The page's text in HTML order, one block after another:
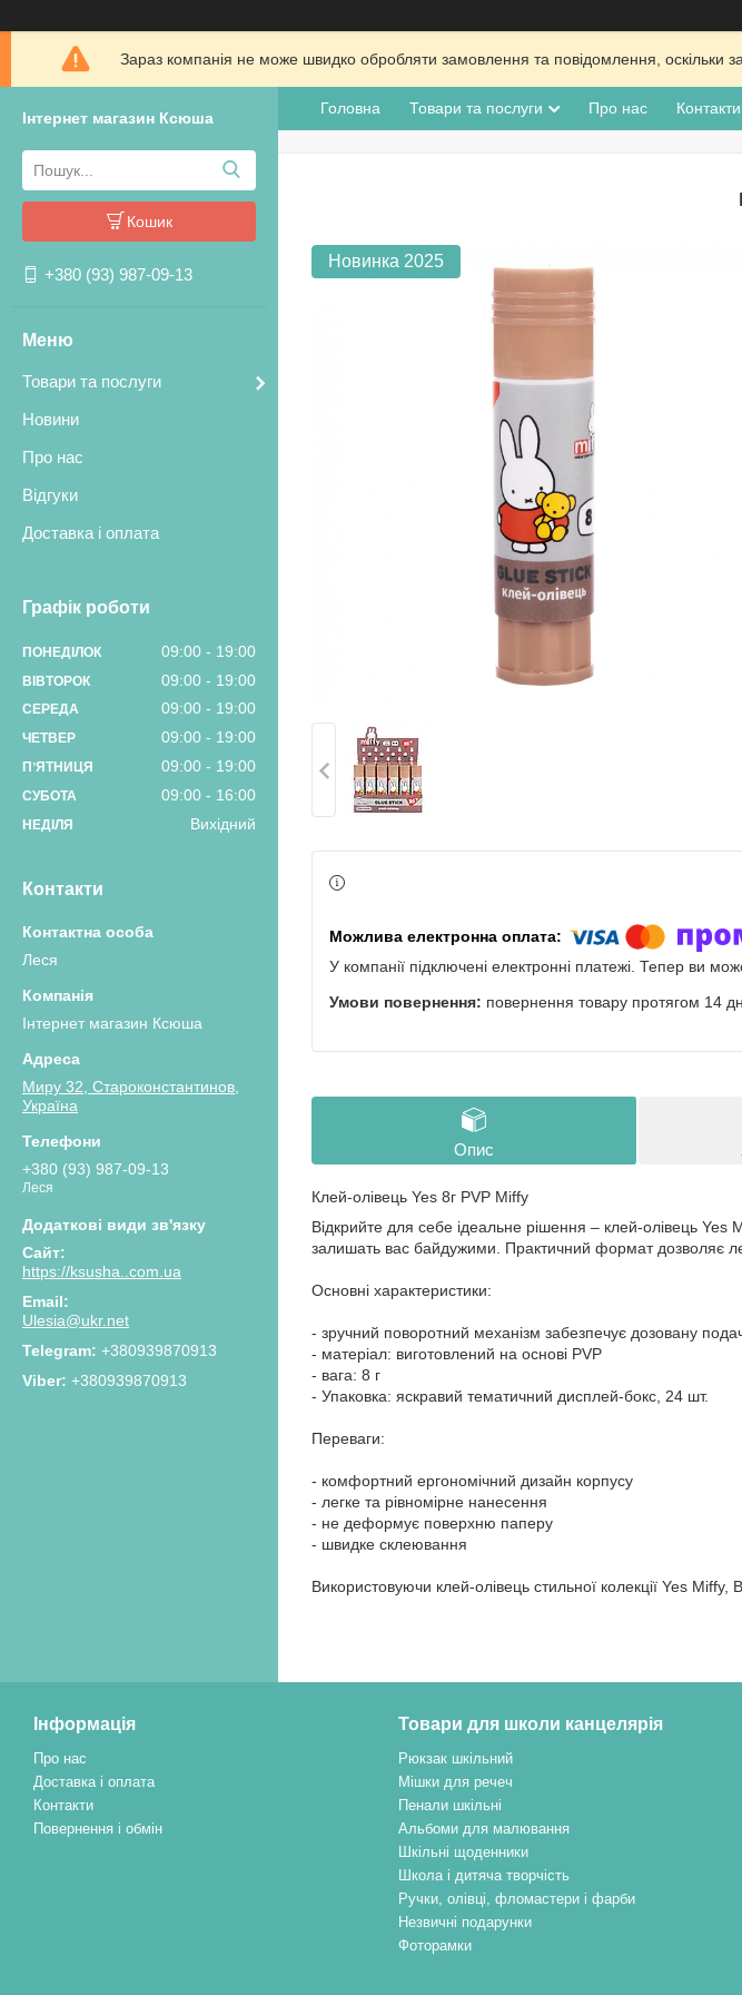
Зараз компанія не може швидко обробляти замовлення та повідомлення, оскільки
Інтернет магазин Ксюша
Кошик
+380 (93) 987-09-13
Товари та послуги
Новини
Про нас
Відгуки
Доставка і оплата
Графік роботи
ПОНЕДІЛОК 09:00 19:00
ВІВТОРОК 09:00 19:00
СЕРЕДА 09:00 19:00
ЧЕТВЕР 09:00 19:00
ПʼЯТНИЦЯ 09:00 19:00
СУБОТА 09:00 16:00
НЕДІЛЯ Вихідний
Контакти
Леся
Інтернет магазин Ксюша
Миру 32, Староконстантинов,
Україна
+380 (93) 987-09-13
Леся
https://ksusha..com.ua
Ulesia@ukr.net
+380939870913
+380939870913
Головна Товари та послуги Про нас Контакти
Новинка 2025
У компанії підключені електронні платежі. Тепер ви
повернення товару протягом 14
Опис
Клей-олівець Yes 8г PVP Miffy
Відкрийте для себе ідеальне рішення – клей-олівець
залишать вас байдужими. Практичний формат дозволяє
Основні характеристики:
- зручний поворотний механізм забезпечує дозовану
- матеріал: виготовлений на основі PVP
- вага: 8 г
- Упаковка: яскравий тематичний дисплей-бокс, 24 шт.
Переваги:
- комфортний ергономічний дизайн корпусу
- легке та рівномірне нанесення
- не деформує поверхню паперу
- швидке склеювання
Використовуючи клей-олівець стильної колекції Yes
Інформація
Про нас
Доставка і оплата
Контакти
Повернення і обмін
Товари для школи канцелярія
Рюкзак шкільний
Мішки для речеч
Пенали шкільні
Альбоми для малювання
Шкільні щоденники
Школа і дитяча творчість
Ручки, олівці, фломастери і фарби
Незвичні подарунки
Фоторамки